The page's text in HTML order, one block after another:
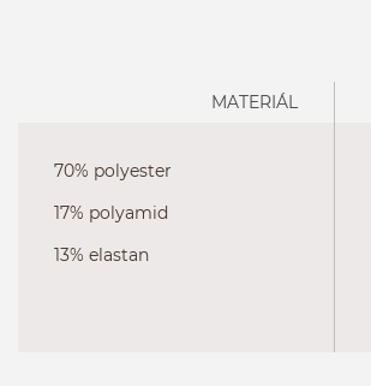
MATERIÁL
70% polyester
17% polyamid
13% elastan